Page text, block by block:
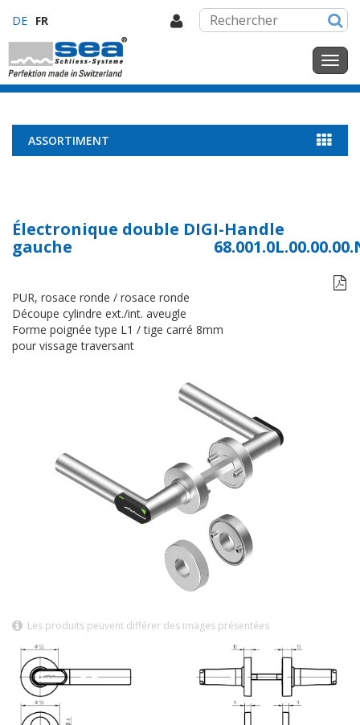
DE FR
ASSORTIMENT
Électronique double DIGI-Handle
gauche

PUR, rosace ronde / rosace ronde
Découpe cylindre ext./int. aveugle
Forme poignée type L1 / tige carré 8mm
pour vissage traversant
Les produits peuvent différer des images présentées